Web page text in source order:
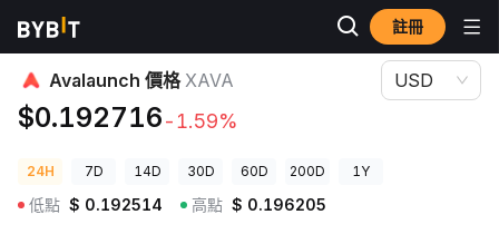
註冊
加密貨幣價格
Avalaunch 價格 XAVA
$0.192716-1.59%
USD
24H 7D 14D 30D 60D 200D 1Y
低點 $ 0.192514 高點 $ 0.196205